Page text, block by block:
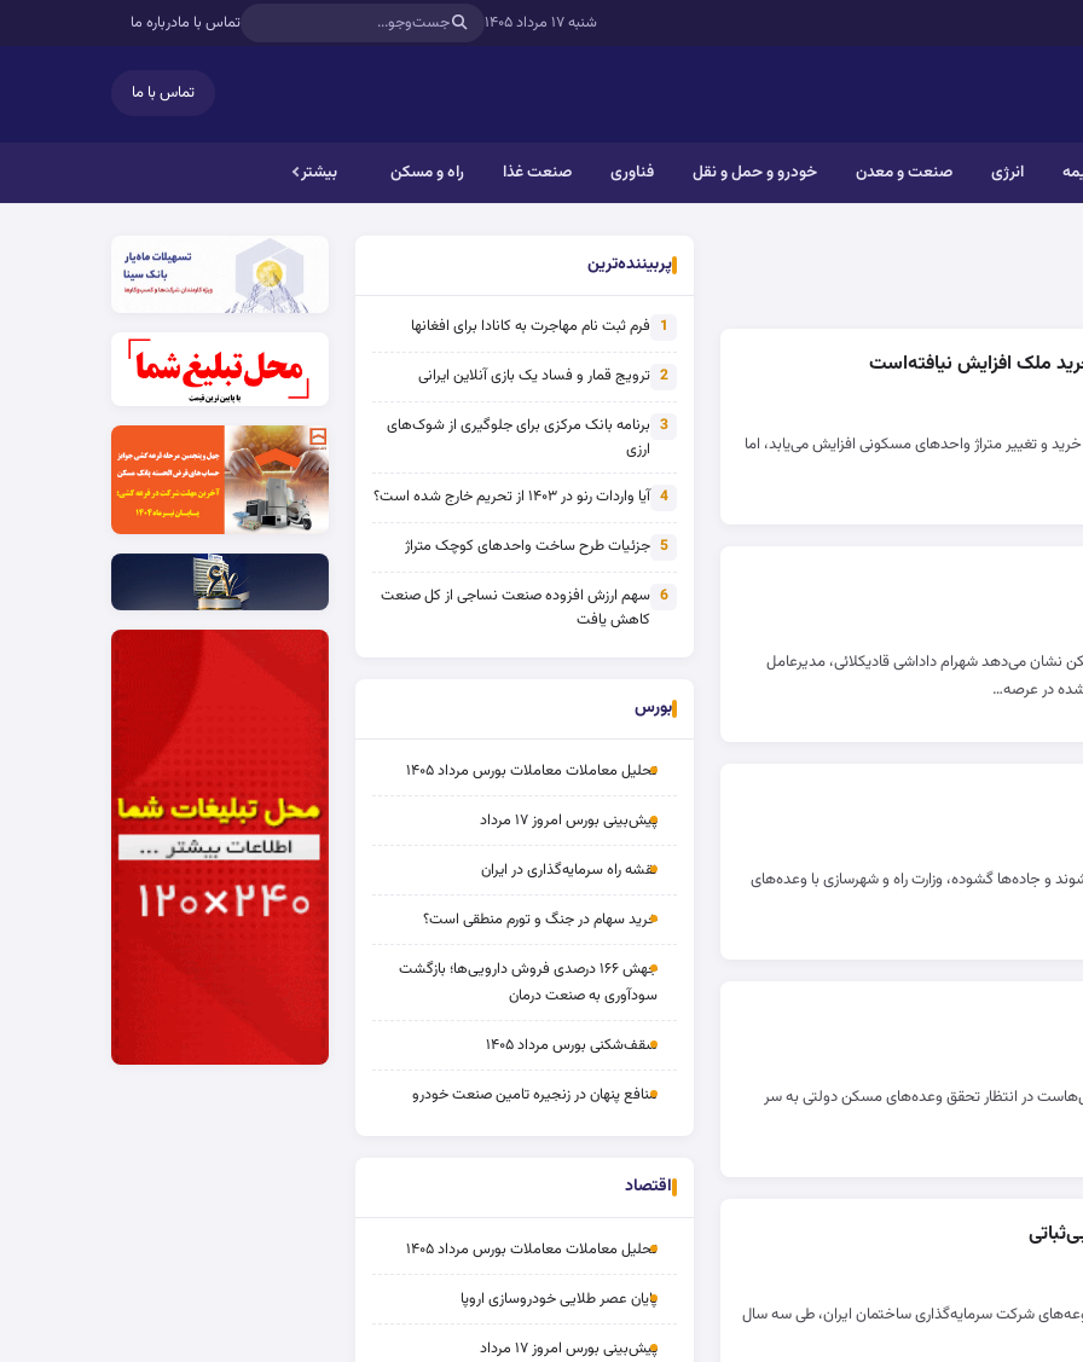
شنبه ۱۷ مرداد ۱۴۰۵ تماس با مادرباره ما
تماس با ما
انرژی صنعت و معدن خودرو و حمل و نقل فناوری صنعت غذا راه و مسکن بیشتر
ملک افزایش نیافته‌است
و تغییر متراژ واحدهای مسکونی افزایش می‌یابد، اما
نشان می‌دهد شهرام داداشی قادیکلائی، مدیرعامل
در عرصه…
و جاده‌ها گشوده، وزارت راه و شهرسازی با وعده‌های
در انتظار تحقق وعده‌های مسکن دولتی به سر
شرکت سرمایه‌گذاری ساختمان ایران، طی سه سال
پربیننده‌ترین
1 فرم ثبت نام مهاجرت به کانادا برای افغانها
2 ترویج قمار و فساد یک بازی آنلاین ایرانی
3 برنامه بانک مرکزی برای جلوگیری از شوک‌های
ارزی
4 آیا واردات رنو در ۱۴۰۳ از تحریم خارج شده است؟
5 جزئیات طرح ساخت واحدهای کوچک متراژ
6 سهم ارزش افزوده صنعت نساجی از کل صنعت
کاهش یافت
بورس
تحلیل معاملات معاملات بورس مرداد ۱۴۰۵
پیش‌بینی بورس امروز ۱۷ مرداد
نقشه راه سرمایه‌گذاری در ایران
خرید سهام در جنگ و تورم منطقی است؟
جهش ۱۶۶ درصدی فروش دارویی‌ها؛ بازگشت
سودآوری به صنعت درمان
سقف‌شکنی بورس مرداد ۱۴۰۵
منافع پنهان در زنجیره تامین صنعت خودرو
اقتصاد
تحلیل معاملات معاملات بورس مرداد ۱۴۰۵
پایان عصر طلایی خودروسازی اروپا
پیش‌بینی بورس امروز ۱۷ مرداد